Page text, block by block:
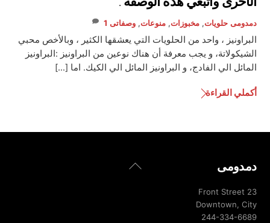
دمدومى حلويات,مخبوزات,منوعات,وصفاتى 1
البراونيز ، واحد من الحلويات التي يعشقها الكثير ، وبالأخص محبي
الشيكولاتة، و يجب معرفة أن هناك نوعين من البراونيز :البراونيز
المائل الي الفادج، و البراونيز المائل الي الكيك. اما […]
أكملي القراءة
Back
دمدومى
23 Front Street
Downtown, City
244-334-6689